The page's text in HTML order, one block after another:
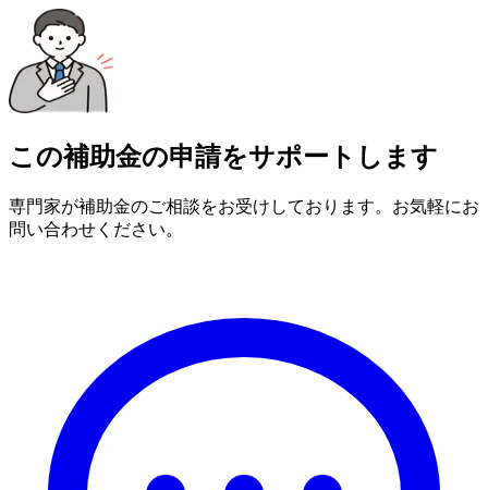
この補助金の申請をサポートします
専門家が補助金のご相談をお受けしております。お気軽にお
問い合わせください。